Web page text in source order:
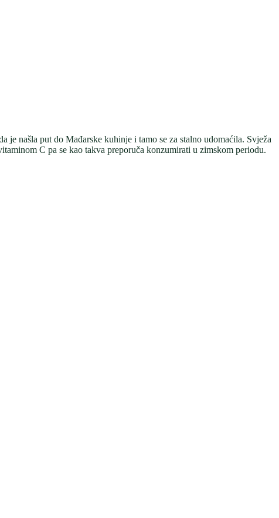
našla put do Mađarske kuhinje i tamo se za stalno udomaćila. Svježa
C pa se kao takva preporuča konzumirati u zimskom periodu.